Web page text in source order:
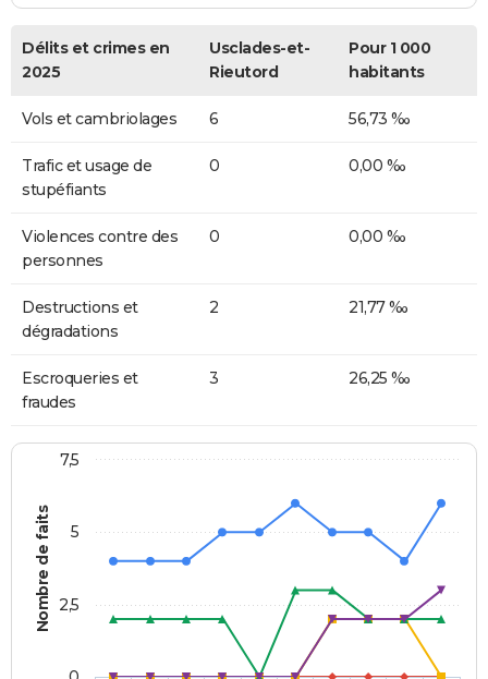
Délits et crimes en
2025
Usclades-et-
Rieutord
Pour 1 000
habitants
Vols et cambriolages 6 56,73 ‰
Trafic et usage de
stupéfiants
0 0,00 ‰
Violences contre des
personnes
0 0,00 ‰
Destructions et
dégradations
2 21,77 ‰
Escroqueries et
fraudes
3 26,25 ‰
Nombre de faits 2,5
5
7,5